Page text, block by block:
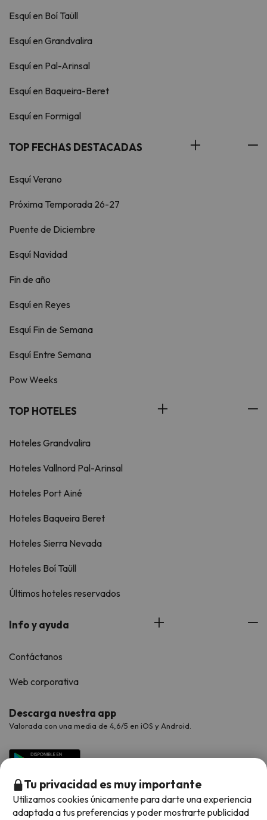
Esquí en Boí Taüll
Esquí en Grandvalira
Esquí en Pal-Arinsal
Esquí en Baqueira-Beret
Esquí en Formigal
TOP FECHAS DESTACADAS
Esquí Verano
Próxima Temporada 26-27
Puente de Diciembre
Esquí Navidad
Fin de año
Esquí en Reyes
Esquí Fin de Semana
Esquí Entre Semana
Pow Weeks
TOP HOTELES
Hoteles Grandvalira
Hoteles Vallnord Pal-Arinsal
Hoteles Port Ainé
Hoteles Baqueira Beret
Hoteles Sierra Nevada
Hoteles Boí Taüll
Últimos hoteles reservados
Info y ayuda
Contáctanos
Web corporativa
Descarga nuestra app
Valorada con una media de 4,6/5 en iOS y Android.
Tu privacidad es muy importante
Utilizamos cookies únicamente para darte una experiencia
adaptada a tus preferencias y poder mostrarte publicidad